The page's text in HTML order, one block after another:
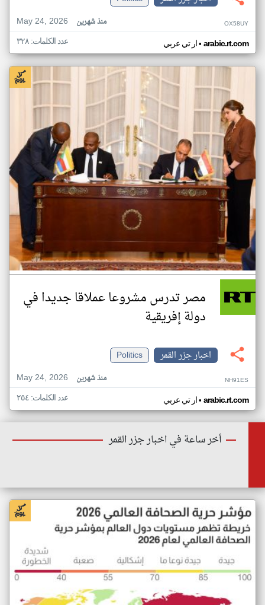
May 24, 2026
منذ شهرين OX58UY
ار تي عربي• arabic.rt.com عدد الكلمات: ٣٢٨
مصر تدرس مشروعا عملاقا جديدا في
دولة إفريقية
اخبار جزر القمر
Politics
May 24, 2026
منذ شهرين NH91ES
ار تي عربي• arabic.rt.com عدد الكلمات: ٢٥٤
أخر ساعة في اخبار جزر القمر